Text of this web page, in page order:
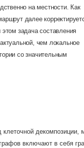
на местности. Как
далее
задача составления
чем локальное
со значительным
декомпозиции,
включают в себя